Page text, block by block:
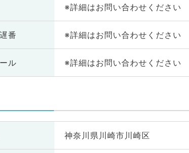
※詳細はお問い合わせください
番 ※詳細はお問い合わせください
ル ※詳細はお問い合わせください
神奈川県川崎市川崎区